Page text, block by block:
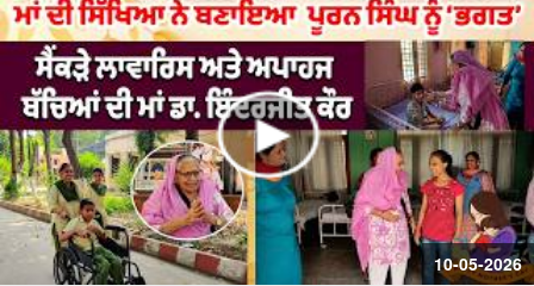
10-05-2026